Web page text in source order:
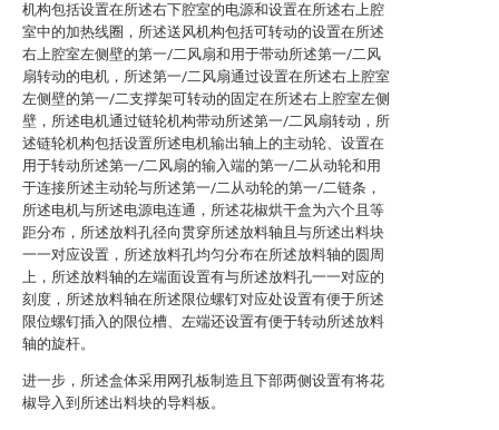
机构包括设置在所述右下腔室的电源和设置在所述右上腔
室中的加热线圈，所述送风机构包括可转动的设置在所述
右上腔室左侧壁的第一/二风扇和用于带动所述第一/二风
扇转动的电机，所述第一/二风扇通过设置在所述右上腔室
左侧壁的第一/二支撑架可转动的固定在所述右上腔室左侧
壁，所述电机通过链轮机构带动所述第一/二风扇转动，所
述链轮机构包括设置所述电机输出轴上的主动轮、设置在
用于转动所述第一/二风扇的输入端的第一/二从动轮和用
于连接所述主动轮与所述第一/二从动轮的第一/二链条，
所述电机与所述电源电连通，所述花椒烘干盒为六个且等
距分布，所述放料孔径向贯穿所述放料轴且与所述出料块
一一对应设置，所述放料孔均匀分布在所述放料轴的圆周
上，所述放料轴的左端面设置有与所述放料孔一一对应的
刻度，所述放料轴在所述限位螺钉对应处设置有便于所述
限位螺钉插入的限位槽、左端还设置有便于转动所述放料
轴的旋杆。
进一步，所述盒体采用网孔板制造且下部两侧设置有将花
椒导入到所述出料块的导料板。